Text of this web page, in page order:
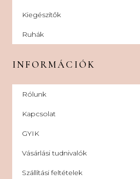
Kiegészítők
Ruhák
INFORMÁCIÓK
Rólunk
Kapcsolat
GYIK
Vásárlási tudnivalók
Szállítási feltételek